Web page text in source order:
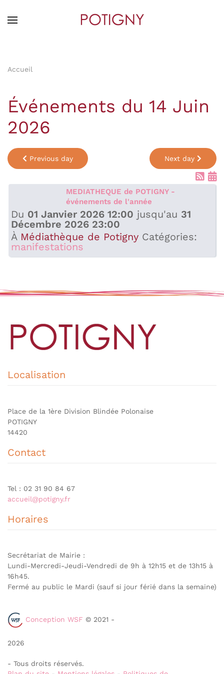
content
Accueil
Événements du 14 Juin
2026
Previous day Next day
MEDIATHEQUE de POTIGNY -
événements de l'année
Du 01 Janvier 2026 12:00 jusqu'au 31
Décembre 2026 23:00
À Médiathèque de Potigny Catégories:
manifestations
Localisation
Place de la 1ère Division Blindée Polonaise
POTIGNY
14420
Contact
Tel : 02 31 90 84 67
accueil@potigny.fr
Horaires
Secrétariat de Mairie :
Lundi-Mercredi-Jeudi-Vendredi de 9h à 12h15 et de 13h15 à
16h45.
Fermé au public le Mardi (sauf si jour férié dans la semaine)
Conception WSF © 2021 -
2026
- Tous droits réservés.